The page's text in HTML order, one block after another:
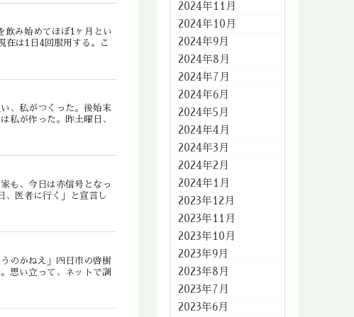
飲み始めてほぼ1ヶ月とい
在は1日4回服用する。こ
、私がつくった。後始末
私が作った。昨土曜日、
も、今日は赤信号となっ
医者に行く」と宣言し
のかねえ」四日市の啓樹
思い立って、ネットで調
2024年11月
2024年10月
2024年9月
2024年8月
2024年7月
2024年6月
2024年5月
2024年4月
2024年3月
2024年2月
2024年1月
2023年12月
2023年11月
2023年10月
2023年9月
2023年8月
2023年7月
2023年6月